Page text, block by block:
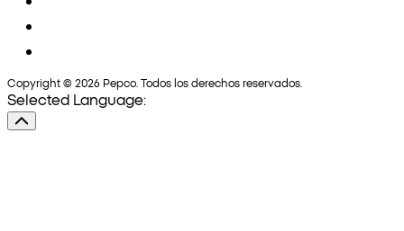
Copyright © 2026 Pepco. Todos los derechos reservados.
Selected Language: